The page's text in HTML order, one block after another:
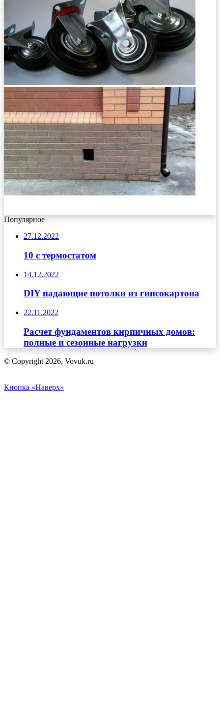
Популярное
27.12.2022
10 с термостатом
14.12.2022
DIY падающие потолки из гипсокартона
22.11.2022
Расчет фундаментов кирпичных домов:
полные и сезонные нагрузки
© Copyright 2026, Vovuk.ru
Кнопка «Наверх»